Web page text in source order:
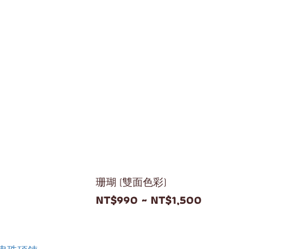
珊瑚 (雙面色彩)
NT$990 ~ NT$1,500